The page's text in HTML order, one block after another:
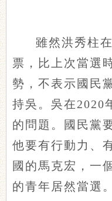
雖然洪秀柱
票，比上次當選
勢，不表示國民
持吳。吳在2020
的問題。國民黨
他要有行動力、
國的馬克宏，一
的青年居然當選。